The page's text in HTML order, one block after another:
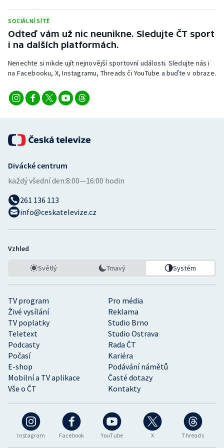
Stolní tenis
Triatlon
Vodní slalom
Volejbal
SOCIÁLNÍ SÍTĚ
Odteď vám už nic neunikne. Sledujte ČT sport
i na dalších platformách.
Nenechte si nikde ujít nejnovější sportovní události. Sledujte nás i
na Facebooku, X, Instagramu, Threads či YouTube a buďte v obraze.
Instagram Facebook YouTube X Threads
TV program
Pro média
Živé vysílání
Reklama
TV poplatky
Studio Brno
Teletext
Studio Ostrava
Podcasty
Rada ČT
Počasí
Kariéra
E-shop
Podávání námětů
Mobilní a TV aplikace
Časté dotazy
Vše o ČT
Kontakty
Divácké centrum
každý všední den:8:00—16:00 hodin
261 136 113
info@ceskatelevize.cz
Vzhled
Světlý Tmavý Systém